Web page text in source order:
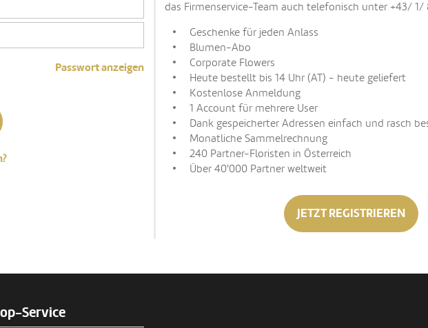
Passwort anzeigen
das Firmenservice-Team auch telefonisch unter +43/ 1/
Geschenke für jeden Anlass
Blumen-Abo
Corporate Flowers
Heute bestellt bis 14 Uhr (AT) - heute geliefert
Kostenlose Anmeldung
1 Account für mehrere User
Dank gespeicherter Adressen einfach und rasch
Monatliche Sammelrechnung
240 Partner-Floristen in Österreich
Über 40'000 Partner weltweit
JETZT REGISTRIEREN
Service